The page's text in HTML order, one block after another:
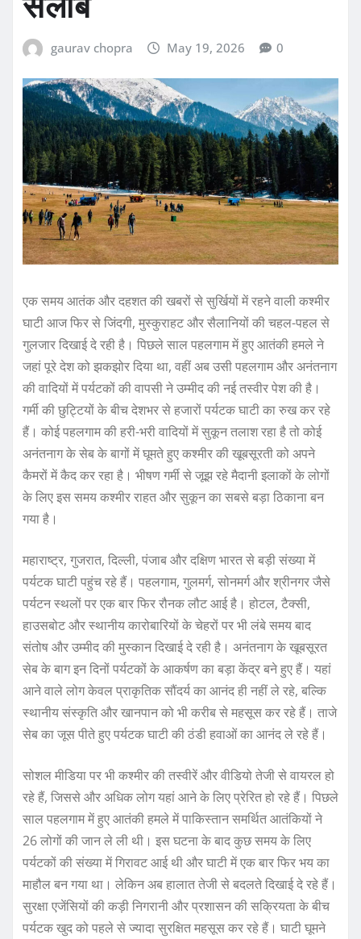
gaurav chopra May 19, 2026 0
एक समय आतंक और दहशत की खबरों से सुर्खियों में रहने वाली कश्मीर
घाटी आज फिर से जिंदगी, मुस्कुराहट और सैलानियों की चहल-पहल से
गुलजार दिखाई दे रही है। पिछले साल पहलगाम में हुए आतंकी हमले ने
जहां पूरे देश को झकझोर दिया था, वहीं अब उसी पहलगाम और अनंतनाग
की वादियों में पर्यटकों की वापसी ने उम्मीद की नई तस्वीर पेश की है।
गर्मी की छुट्टियों के बीच देशभर से हजारों पर्यटक घाटी का रुख कर रहे
हैं। कोई पहलगाम की हरी-भरी वादियों में सुकून तलाश रहा है तो कोई
अनंतनाग के सेब के बागों में घूमते हुए कश्मीर की खूबसूरती को अपने
कैमरों में कैद कर रहा है। भीषण गर्मी से जूझ रहे मैदानी इलाकों के लोगों
के लिए इस समय कश्मीर राहत और सुकून का सबसे बड़ा ठिकाना बन
गया है।
महाराष्ट्र, गुजरात, दिल्ली, पंजाब और दक्षिण भारत से बड़ी संख्या में
पर्यटक घाटी पहुंच रहे हैं। पहलगाम, गुलमर्ग, सोनमर्ग और श्रीनगर जैसे
पर्यटन स्थलों पर एक बार फिर रौनक लौट आई है। होटल, टैक्सी,
हाउसबोट और स्थानीय कारोबारियों के चेहरों पर भी लंबे समय बाद
संतोष और उम्मीद की मुस्कान दिखाई दे रही है। अनंतनाग के खूबसूरत
सेब के बाग इन दिनों पर्यटकों के आकर्षण का बड़ा केंद्र बने हुए हैं। यहां
आने वाले लोग केवल प्राकृतिक सौंदर्य का आनंद ही नहीं ले रहे, बल्कि
स्थानीय संस्कृति और खानपान को भी करीब से महसूस कर रहे हैं। ताजे
सेब का जूस पीते हुए पर्यटक घाटी की ठंडी हवाओं का आनंद ले रहे हैं।
सोशल मीडिया पर भी कश्मीर की तस्वीरें और वीडियो तेजी से वायरल हो
रहे हैं, जिससे और अधिक लोग यहां आने के लिए प्रेरित हो रहे हैं। पिछले
साल पहलगाम में हुए आतंकी हमले में पाकिस्तान समर्थित आतंकियों ने
26 लोगों की जान ले ली थी। इस घटना के बाद कुछ समय के लिए
पर्यटकों की संख्या में गिरावट आई थी और घाटी में एक बार फिर भय का
माहौल बन गया था। लेकिन अब हालात तेजी से बदलते दिखाई दे रहे हैं।
सुरक्षा एजेंसियों की कड़ी निगरानी और प्रशासन की सक्रियता के बीच
पर्यटक खुद को पहले से ज्यादा सुरक्षित महसूस कर रहे हैं। घाटी घूमने